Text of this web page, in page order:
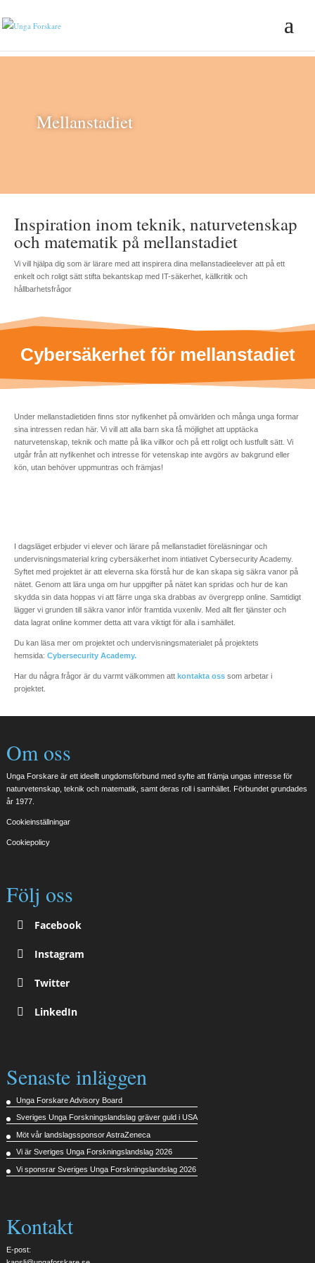
Mellanstadiet
Inspiration inom teknik, naturvetenskap
och matematik på mellanstadiet
Vi vill hjälpa dig som är lärare med att inspirera dina mellanstadieelever att på ett
enkelt och roligt sätt stifta bekantskap med IT-säkerhet, källkritik och
hållbarhetsfrågor
Cybersäkerhet för mellanstadiet
Under mellanstadietiden finns stor nyfikenhet på omvärlden och många unga formar
sina intressen redan här. Vi vill att alla barn ska få möjlighet att upptäcka
naturvetenskap, teknik och matte på lika villkor och på ett roligt och lustfullt sätt. Vi
utgår från att nyfikenhet och intresse för vetenskap inte avgörs av bakgrund eller
kön, utan behöver uppmuntras och främjas!
I dagsläget erbjuder vi elever och lärare på mellanstadiet föreläsningar och
undervisningsmaterial kring cybersäkerhet inom intiativet Cybersecurity Academy.
Syftet med projektet är att eleverna ska förstå hur de kan skapa sig säkra vanor på
nätet. Genom att lära unga om hur uppgifter på nätet kan spridas och hur de kan
skydda sin data hoppas vi att färre unga ska drabbas av övergrepp online. Samtidigt
lägger vi grunden till säkra vanor inför framtida vuxenliv. Med allt fler tjänster och
data lagrat online kommer detta att vara viktigt för alla i samhället.
Du kan läsa mer om projektet och undervisningsmaterialet på projektets
hemsida: Cybersecurity Academy.
Har du några frågor är du varmt välkommen att kontakta oss som arbetar i
projektet.
Om oss
Unga Forskare är ett ideellt ungdomsförbund med syfte att främja ungas intresse för
naturvetenskap, teknik och matematik, samt deras roll i samhället. Förbundet grundades
år 1977.
Cookieinställningar
Cookiepolicy
Följ oss
Facebook
Instagram
Twitter
LinkedIn
Senaste inläggen
Unga Forskare Advisory Board
Sveriges Unga Forskningslandslag gräver guld i USA
Möt vår landslagssponsor AstraZeneca
Vi är Sveriges Unga Forskningslandslag 2026
Vi sponsrar Sveriges Unga Forskningslandslag 2026
Kontakt
E-post: